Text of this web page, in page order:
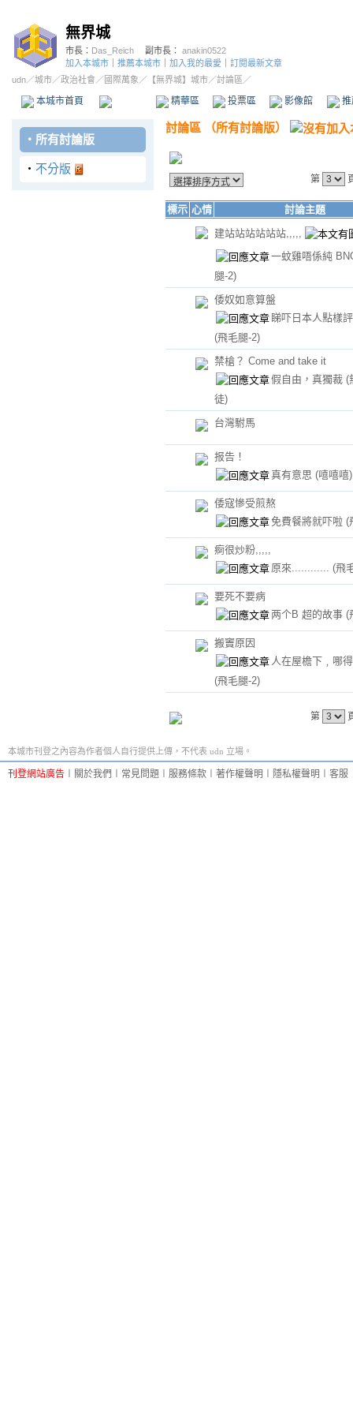
無界城
市長： Das_Reich 副市長： anakin0522
加入本城市
推薦本城市 加入我的最愛
訂閱最新文章
udn／城市／政治社會 ／國際萬象 ／ 【無界城】城市／討論區／
本城市首頁 精華區 投票區 影像館
‧ 所有討論版
‧ 不分版
討論區 （所有討論版）
第
標示 心情
討論主題
建站站站站站站,,,,,
一蚊雞唔係純
腿-2)
倭奴如意算盤
睇吓日本人點樣
(飛毛腿-2)
禁槍？ Come and take it
假自由，真獨裁 (
徒)
台灣駙馬
报告！
真有意思 (嘻嘻嘻)
倭寇慘受煎熬
免費餐將就吓啦 (
痾很炒粉,,,,,
原來............ (飛
要死不要病
两个B 超的故事 (
搬竇原因
人在屋檐下﹐哪
(飛毛腿-2)
第
本城市刊登之內容為作者個人自行提供上傳，不代表 udn 立場。
刊登網站廣告 關於我們 常見問題 服務條款 著作權聲明 隱私權聲明 客服